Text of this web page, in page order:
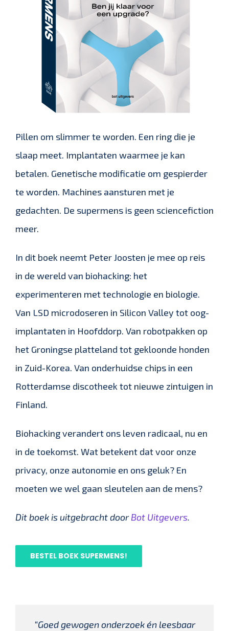
Pillen om slimmer te worden. Een ring die je
slaap meet. Implantaten waarmee je kan
betalen. Genetische modificatie om gespierder
te worden. Machines aansturen met je
gedachten. De supermens is geen sciencefiction
meer.
In dit boek neemt Peter Joosten je mee op reis
in de wereld van biohacking: het
experimenteren met technologie en biologie.
Van LSD microdoseren in Silicon Valley tot oog-
implantaten in Hoofddorp. Van robotpakken op
het Groningse platteland tot gekloonde honden
in Zuid-Korea. Van onderhuidse chips in een
Rotterdamse discotheek tot nieuwe zintuigen in
Finland.
Biohacking verandert ons leven radicaal, nu en
in de toekomst. Wat betekent dat voor onze
privacy, onze autonomie en ons geluk? En
moeten we wel gaan sleutelen aan de mens?
Dit boek is uitgebracht doorBot Uitgevers.
BESTEL BOEK SUPERMENS!
“Goed gewogen onderzoek én leesbaar